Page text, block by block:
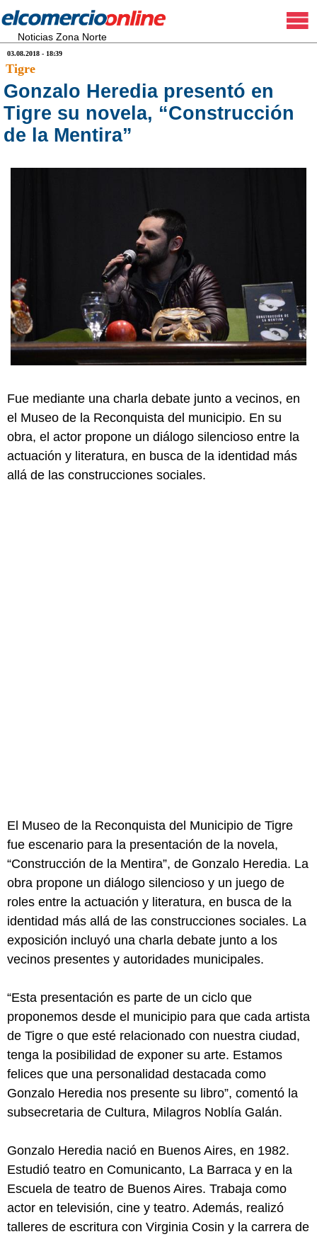
Noticias Zona Norte
03.08.2018 - 18:39
Tigre
Gonzalo Heredia presentó en
Tigre su novela, “Construcción
de la Mentira”
Fue mediante una charla debate junto a vecinos, en
el Museo de la Reconquista del municipio. En su
obra, el actor propone un diálogo silencioso entre la
actuación y literatura, en busca de la identidad más
allá de las construcciones sociales.
El Museo de la Reconquista del Municipio de Tigre
fue escenario para la presentación de la novela,
“Construcción de la Mentira”, de Gonzalo Heredia. La
obra propone un diálogo silencioso y un juego de
roles entre la actuación y literatura, en busca de la
identidad más allá de las construcciones sociales. La
exposición incluyó una charla debate junto a los
vecinos presentes y autoridades municipales.
“Esta presentación es parte de un ciclo que
proponemos desde el municipio para que cada artista
de Tigre o que esté relacionado con nuestra ciudad,
tenga la posibilidad de exponer su arte. Estamos
felices que una personalidad destacada como
Gonzalo Heredia nos presente su libro”, comentó la
subsecretaria de Cultura, Milagros Noblía Galán.
Gonzalo Heredia nació en Buenos Aires, en 1982.
Estudió teatro en Comunicanto, La Barraca y en la
Escuela de teatro de Buenos Aires. Trabaja como
actor en televisión, cine y teatro. Además, realizó
talleres de escritura con Virginia Cosin y la carrera de